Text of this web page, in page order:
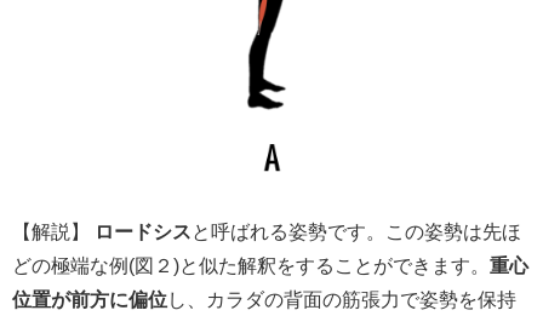
【解説】 ロードシス と呼ばれる姿勢です。この姿勢は先ほ
どの極端な例(図２)と似た解釈をすることができます。 重心
位置が前方に偏位し、カラダの背面の筋張力で姿勢を保持